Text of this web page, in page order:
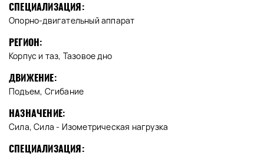
СПЕЦИАЛИЗАЦИЯ:
Опорно-двигательный аппарат
РЕГИОН:
Корпус и таз, Тазовое дно
ДВИЖЕНИЕ:
Подъем, Сгибание
НАЗНАЧЕНИЕ:
Сила, Сила - Изометрическая нагрузка
СПЕЦИАЛИЗАЦИЯ: